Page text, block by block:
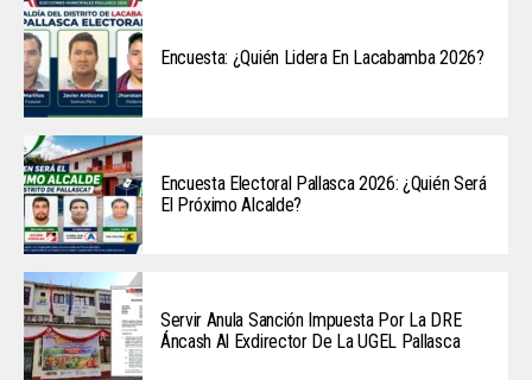
Encuesta: ¿Quién Lidera En Lacabamba 2026?
Encuesta Electoral Pallasca 2026: ¿Quién Será
El Próximo Alcalde?
Servir Anula Sanción Impuesta Por La DRE
Áncash Al Exdirector De La UGEL Pallasca